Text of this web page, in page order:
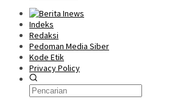
Indeks
Redaksi
Pedoman Media Siber
Kode Etik
Privacy Policy